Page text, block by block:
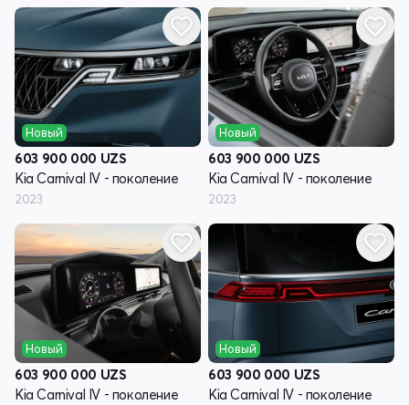
Новый
603 900 000 UZS
Kia Carnival IV - поколение
2023
Новый
603 900 000 UZS
Kia Carnival IV - поколение
2023
Новый
603 900 000 UZS
Kia Carnival IV - поколение
Новый
603 900 000 UZS
Kia Carnival IV - поколение